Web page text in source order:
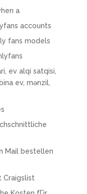
a
accounts
fans models
ev alqi satqisi,
ev, mənzil,
Mail bestellen
Craigslist